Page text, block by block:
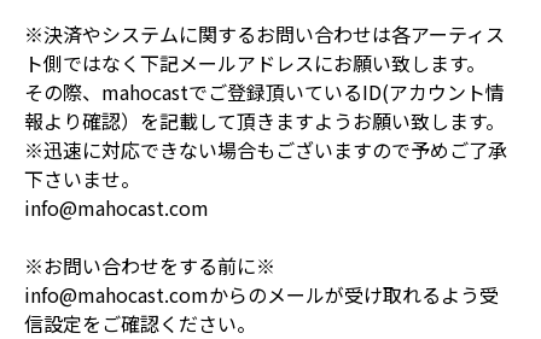
※決済やシステムに関するお問い合わせは各アーティス
ト側ではなく下記メールアドレスにお願い致します。
その際、mahocastでご登録頂いているID(アカウント情
報より確認）を記載して頂きますようお願い致します。
※迅速に対応できない場合もございますので予めご了承
下さいませ。
info@mahocast.com
※お問い合わせをする前に※
info@mahocast.comからのメールが受け取れるよう受
信設定をご確認ください。